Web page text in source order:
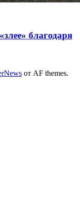
благодаря
от AF themes.